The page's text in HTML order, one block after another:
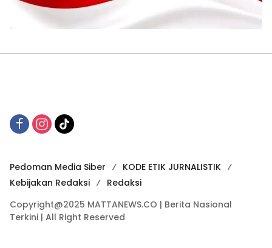
Pedoman Media Siber
KODE ETIK JURNALISTIK
Kebijakan Redaksi
Redaksi
Copyright@2025 MATTANEWS.CO | Berita Nasional
Terkini | All Right Reserved